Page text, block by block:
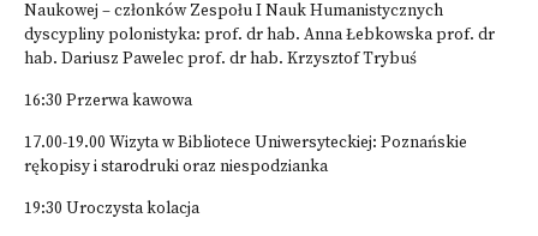
Naukowej – członków Zespołu I Nauk Humanistycznych
dyscypliny polonistyka: prof. dr hab. Anna Łebkowska prof. dr
hab. Dariusz Pawelec prof. dr hab. Krzysztof Trybuś
16:30 Przerwa kawowa
17.00-19.00 Wizyta w Bibliotece Uniwersyteckiej: Poznańskie
rękopisy i starodruki oraz niespodzianka
19:30 Uroczysta kolacja